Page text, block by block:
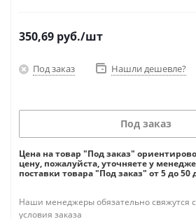
350,69 руб./шт
Под заказ Нашли дешевле?
Под заказ
Цена на товар "Под заказ"
цену, пожалуйста, уточняете у
поставки товара "Под заказ" от 5 до 50
Наши менеджеры обязательно свяжутся
условия заказа